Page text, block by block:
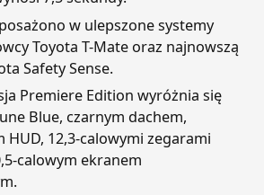
w ulepszone systemy
Toyota T-Mate oraz najnowszą
Safety Sense.
Premiere Edition wyróżnia się
Blue, czarnym dachem,
HUD, 12,3-calowymi zegarami
calowym ekranem